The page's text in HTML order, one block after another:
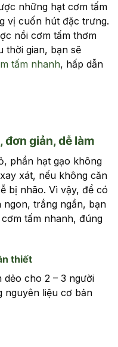
những hạt cơm tấm
vị cuốn hút đặc trưng.
nồi cơm tấm thơm
thời gian, bạn sẽ
tấm nhanh, hấp dẫn
đơn giản, dễ làm
phần hạt gạo không
xát, nếu không căn
bị nhão. Vì vậy, để có
trắng ngần, bạn
tấm nhanh, đúng
thiết
dẻo cho 2 – 3 người
nguyên liệu cơ bản